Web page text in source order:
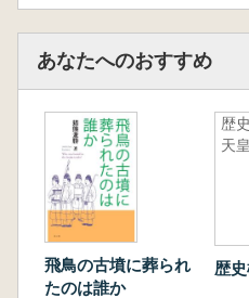
あなたへのおすすめ
飛鳥の古墳に葬られ
たのは誰か
歴
天
歴